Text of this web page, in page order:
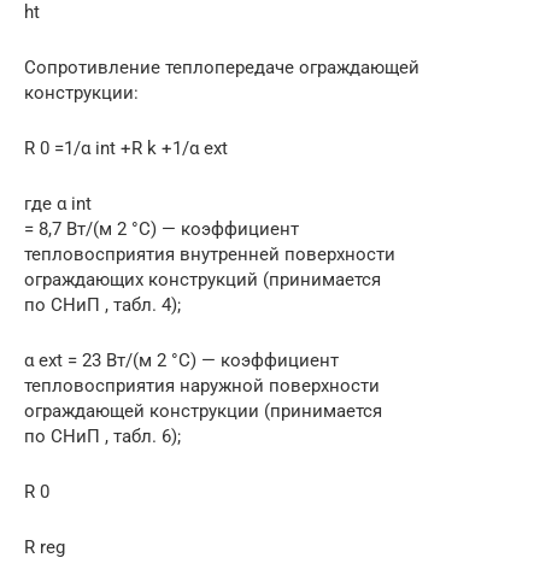
ht
Сопротивление теплопередаче ограждающей
конструкции:
R 0 =1/α int +R k +1/α ext
где α int
= 8,7 Вт/(м 2 °С) — коэффициент
тепловосприятия внутренней поверхности
ограждающих конструкций (принимается
по СНиП , табл. 4);
α ext = 23 Вт/(м 2 °С) — коэффициент
тепловосприятия наружной поверхности
ограждающей конструкции (принимается
по СНиП , табл. 6);
R 0
R reg